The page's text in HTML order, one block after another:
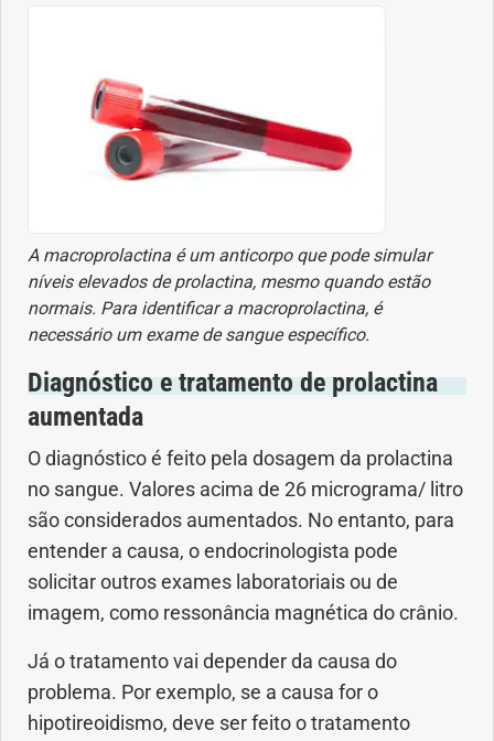
Vacinas
A macroprolactina é um anticorpo que pode simular
níveis elevados de prolactina, mesmo quando estão
normais. Para identificar a macroprolactina, é
necessário um exame de sangue específico.
Diagnóstico e tratamento de prolactina
aumentada
O diagnóstico é feito pela dosagem da prolactina
no sangue. Valores acima de 26 micrograma/ litro
são considerados aumentados. No entanto, para
entender a causa, o endocrinologista pode
solicitar outros exames laboratoriais ou de
imagem, como ressonância magnética do crânio.
Já o tratamento vai depender da causa do
problema. Por exemplo, se a causa for o
hipotireoidismo, deve ser feito o tratamento